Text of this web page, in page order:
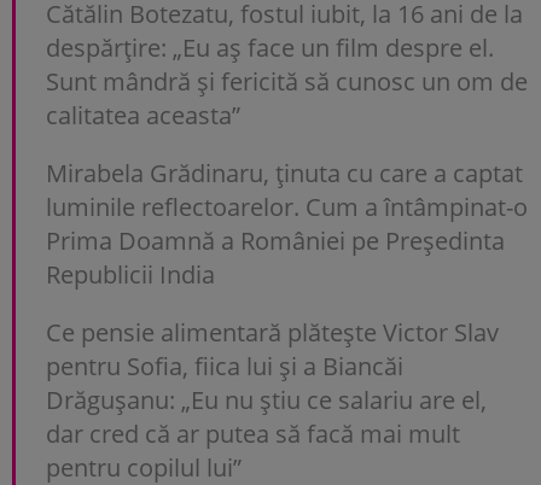
Cătălin Botezatu, fostul iubit, la 16 ani de la
despărțire: „Eu aș face un film despre el.
Sunt mândră și fericită să cunosc un om de
calitatea aceasta”
Mirabela Grădinaru, ținuta cu care a captat
luminile reflectoarelor. Cum a întâmpinat-o
Prima Doamnă a României pe Președinta
Republicii India
Ce pensie alimentară plătește Victor Slav
pentru Sofia, fiica lui și a Biancăi
Drăgușanu: „Eu nu știu ce salariu are el,
dar cred că ar putea să facă mai mult
pentru copilul lui”